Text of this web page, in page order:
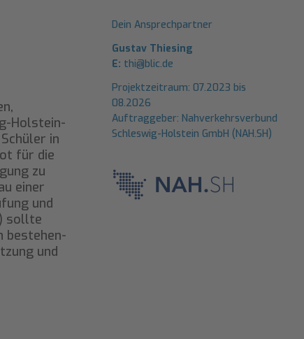
Holstein-
in
für die
zu
einer
und
sollte
bestehen-
und
Dein Ansprechpartner
Gustav Thiesing
E: thi@blic.de
Projektzeitraum: 07.2023 bis
08.2026
Auftraggeber: Nahverkehrsverbund
Schleswig-Holstein GmbH (NAH.SH)